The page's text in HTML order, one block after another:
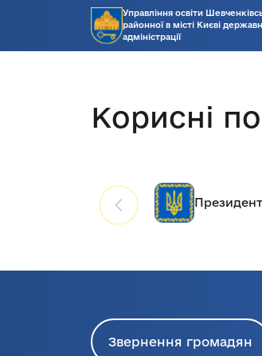
Управління освіти
районної в місті Києві
адміністрації
Корисні
Звернення громадян